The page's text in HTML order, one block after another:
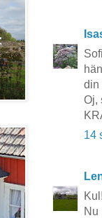
din
Oj,
14
Nu